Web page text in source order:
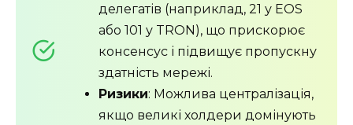
делегатів (наприклад, 21 у EOS
або 101 у TRON), що прискорює
консенсус і підвищує пропускну
здатність мережі.
Ризики: Можлива централізація,
якщо великі холдери домінують